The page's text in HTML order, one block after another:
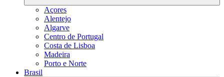
Açores
Alentejo
Algarve
Centro de Portugal
Costa de Lisboa
Madeira
Porto e Norte
Brasil